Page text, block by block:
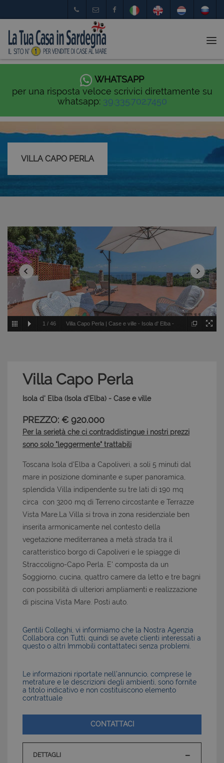
WHATSAPP
per una risposta veloce scrivici direttamente su
whatsapp: 39.335.702.7450
VILLA CAPO PERLA
1 / 46 Villa Capo Perla | Case e ville - Isola d' Elba -
Villa Capo Perla
Isola d' Elba (Isola d'Elba) - Case e ville
PREZZO: € 920.000
Per la serietà che ci contraddistingue i nostri prezzi
sono solo "leggermente" trattabili
Toscana Isola d'Elba a Capoliveri, a soli 5 minuti dal
mare in posizione dominante e super panoramica,
splendida Villa indipendente su tre lati di 190 mq
circa con 3200 mq di Terreno circostante e Terrazze
Vista Mare.La Villa si trova in zona residenziale ben
inserita armonicamente nel contesto della
vegetazione mediterranea a metà strada tra il
caratteristico borgo di Capoliveri e le spiagge di
Straccoligno-Capo Perla. E' composta da un
Soggiorno, cucina, quattro camere da letto e tre bagni
con possibilità di ulteriori ampliamenti e realizzazione
di piscina Vista Mare. Posti auto.
Gentili Colleghi, vi informiamo che la Nostra Agenzia
Collabora con Tutti, quindi se avete clienti interessati a
questo o altri Immobili contattateci senza problemi.
Le informazioni riportate nell’annuncio, comprese le
metrature e le descrizioni degli ambienti, sono fornite
a titolo indicativo e non costituiscono elemento
contrattuale
CONTATTACI
DETTAGLI